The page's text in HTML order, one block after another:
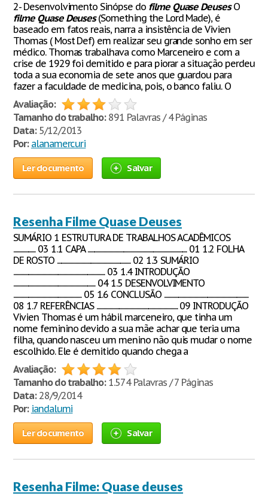
2- Desenvolvimento Sinópse do filme Quase DeusesO
filme Quase Deuses(Something the Lord Made), é
baseado em fatos reais, narra a insistência de Vivien
Thomas ( Most Def) em realizar seu grande sonho em ser
médico. Thomas trabalhava como Marceneiro e com a
crise de 1929 foi demitido e para piorar a situação perdeu
toda a sua economia de sete anos que guardou para
fazer a faculdade de medicina, pois, o banco faliu. O
Avaliação:
Tamanho do trabalho:891 Palavras / 4 Páginas
Data:5/12/2013
Por: alanamercuri
Ler documento Salvar
Resenha Filme Quase Deuses
SUMÁRIO 1 ESTRUTURA DE TRABALHOS ACADÊMICOS
................... 03 1.1 CAPA ..................................................................................... 01 1.2 FOLHA
DE ROSTO ............................................................... 02 1.3 SUMÁRIO
.............................................................................. 03 1.4 INTRODUÇÃO
...................................................................... 04 1.5 DESENVOLVIMENTO
.......................................................... 05 1.6 CONCLUSÃO ........................................................................
08 1.7 REFERÊNCIAS ..................................................................... 09 INTRODUÇÃO
Vivien Thomas é um hábil marceneiro, que tinha um
nome feminino devido a sua mãe achar que teria uma
filha, quando nasceu um menino não quis mudar o nome
escolhido. Ele é demitido quando chega a
Avaliação:
Tamanho do trabalho:1.574 Palavras / 7 Páginas
Data:28/9/2014
Por: iandalumi
Ler documento Salvar
Resenha Filme: Quase deuses